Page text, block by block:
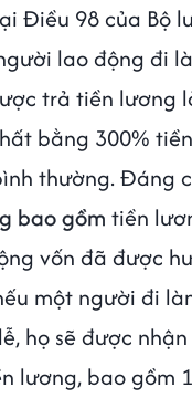
Điều 98 của Bộ
lao động đi
trả tiền lương
bằng 300%
thường. Đáng
bao gồm tiền
vốn đã được
một người đi
họ sẽ được
lương, bao gồm